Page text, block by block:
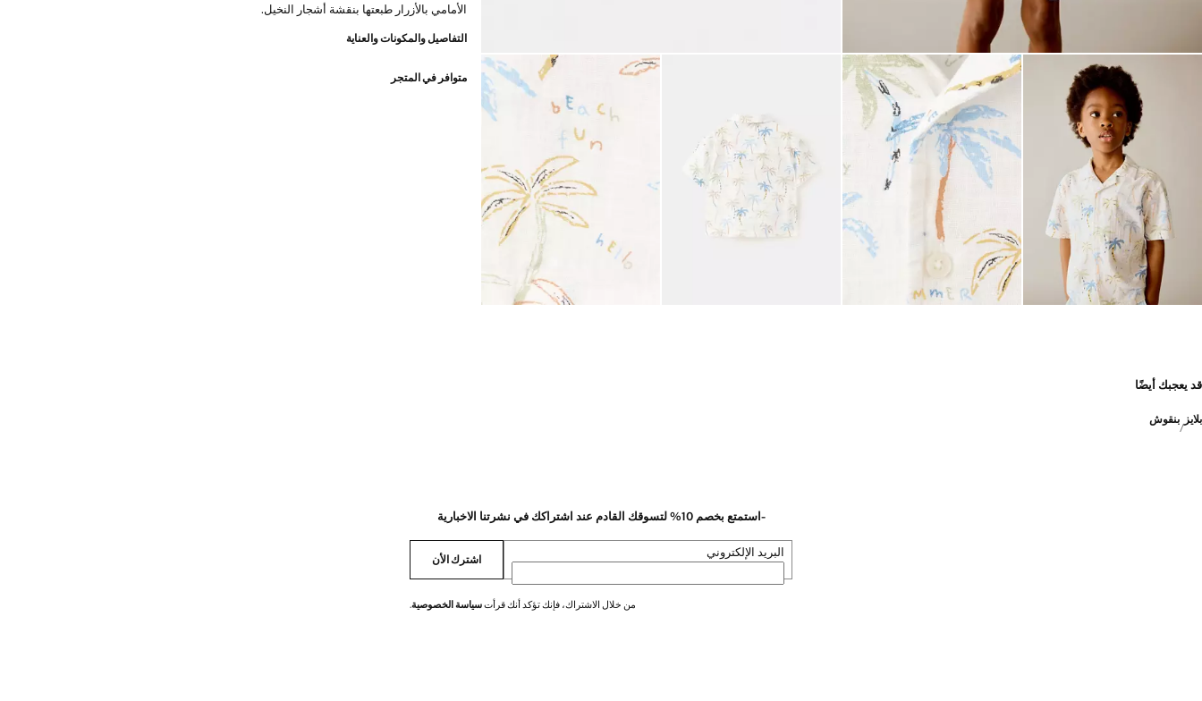
الأمامي بالأزرار طبعتها بنقشة أشجار النخيل.
التفاصيل والمكونات والعناية
متوافر في المتجر
قد يعجبك أيضًا
بلايز بنقوش
-استمتع بخصم 10% لتسوقك القادم عند اشتراكك في نشرتنا الاخبارية
البريد الإلكتروني اشترك الأن
من خلال الاشتراك، فإنك تؤكد أنك قرأتسياسة الخصوصية.